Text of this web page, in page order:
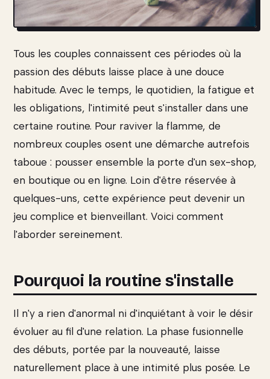
Tous les couples connaissent ces périodes où la
passion des débuts laisse place à une douce
habitude. Avec le temps, le quotidien, la fatigue et
les obligations, l'intimité peut s'installer dans une
certaine routine. Pour raviver la flamme, de
nombreux couples osent une démarche autrefois
taboue : pousser ensemble la porte d'un sex-shop,
en boutique ou en ligne. Loin d'être réservée à
quelques-uns, cette expérience peut devenir un
jeu complice et bienveillant. Voici comment
l'aborder sereinement.
Pourquoi la routine s'installe
Il n'y a rien d'anormal ni d'inquiétant à voir le désir
évoluer au fil d'une relation. La phase fusionnelle
des débuts, portée par la nouveauté, laisse
naturellement place à une intimité plus posée. Le